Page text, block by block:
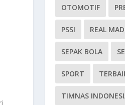
OTOMOTIF
PSSI REAL
SEPAK BOLA
SPORT
TIMNAS